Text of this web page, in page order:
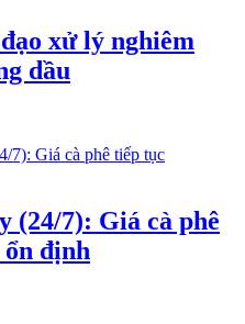
xử lý nghiêm
dầu
(24/7): Giá cà phê
định